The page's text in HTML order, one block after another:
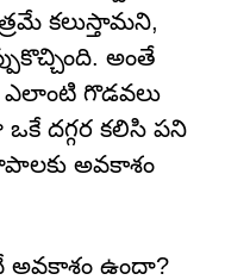
కలుస్తామని,
అంతే
ఎలాంటి గొడవలు
దగ్గర కలిసి పని
అవకాశం
అవకాశం ఉందా?